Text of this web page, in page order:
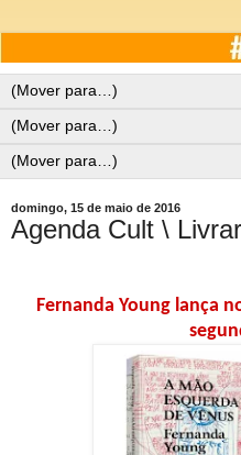
domingo, 15 de maio de 2016
Agenda Cult \
Fernanda Young lança